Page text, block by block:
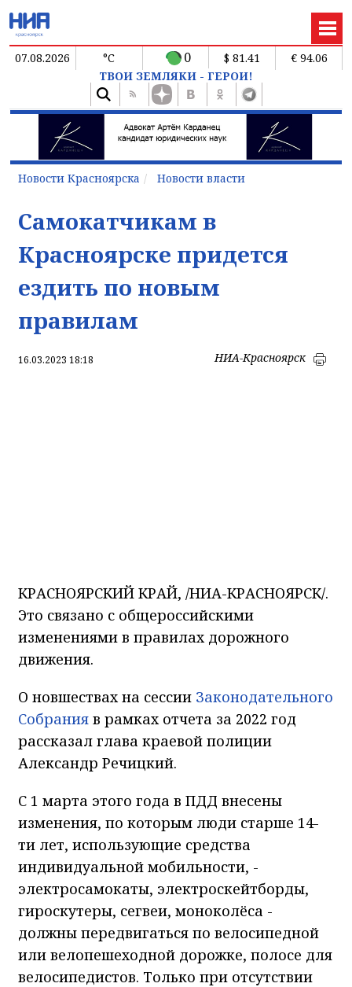
07.08.2026 °C 0 $ 81.41
€ 94.06
ТВОИ ЗЕМЛЯКИ - ГЕРОИ!
Новости Красноярска Новости власти
Самокатчикам в
Красноярске придется
ездить по новым
правилам
16.03.2023 18:18 НИА-Красноярск
КРАСНОЯРСКИЙ КРАЙ, /НИА-КРАСНОЯРСК/.
Это связано с общероссийскими
изменениями в правилах дорожного
движения.
О новшествах на сессии Законодательного
Собрания в рамках отчета за 2022 год
рассказал глава краевой полиции
Александр Речицкий.
С 1 марта этого года в ПДД внесены
изменения, по которым люди старше 14-
ти лет, использующие средства
индивидуальной мобильности, -
электросамокаты, электроскейтборды,
гироскутеры, сегвеи, моноколёса -
должны передвигаться по велосипедной
или велопешеходной дорожке, полосе для
велосипедистов. Только при отсутствии